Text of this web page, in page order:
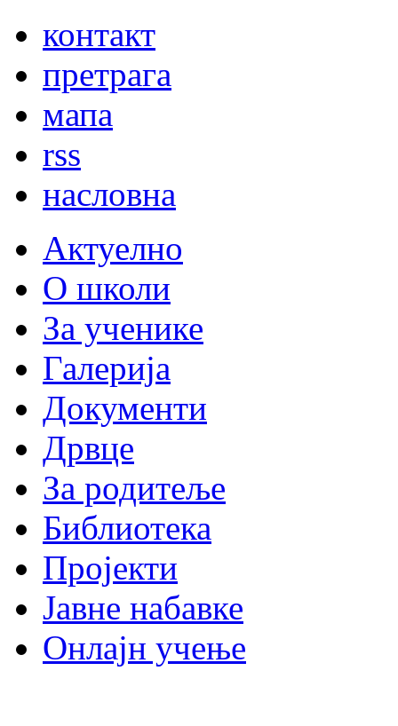
контакт
претрага
мапа
rss
насловна
Актуелно
О школи
За ученике
Галерија
Документи
Дрвце
За родитеље
Библиотека
Пројекти
Јавне набавке
Онлајн учење